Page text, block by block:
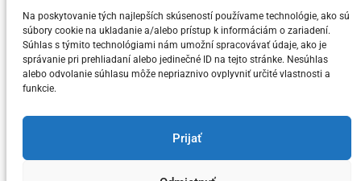
Na poskytovanie tých najlepších skúseností používame technológie, ako sú
súbory cookie na ukladanie a/alebo prístup k informáciám o zariadení.
Súhlas s týmito technológiami nám umožní spracovávať údaje, ako je
správanie pri prehliadaní alebo jedinečné ID na tejto stránke. Nesúhlas
alebo odvolanie súhlasu môže nepriaznivo ovplyvniť určité vlastnosti a
funkcie.
Prijať
svoj vrchol v tomto cykle
Posted on5. júla 2024 by meny.sk
You have not selected any currencies to display